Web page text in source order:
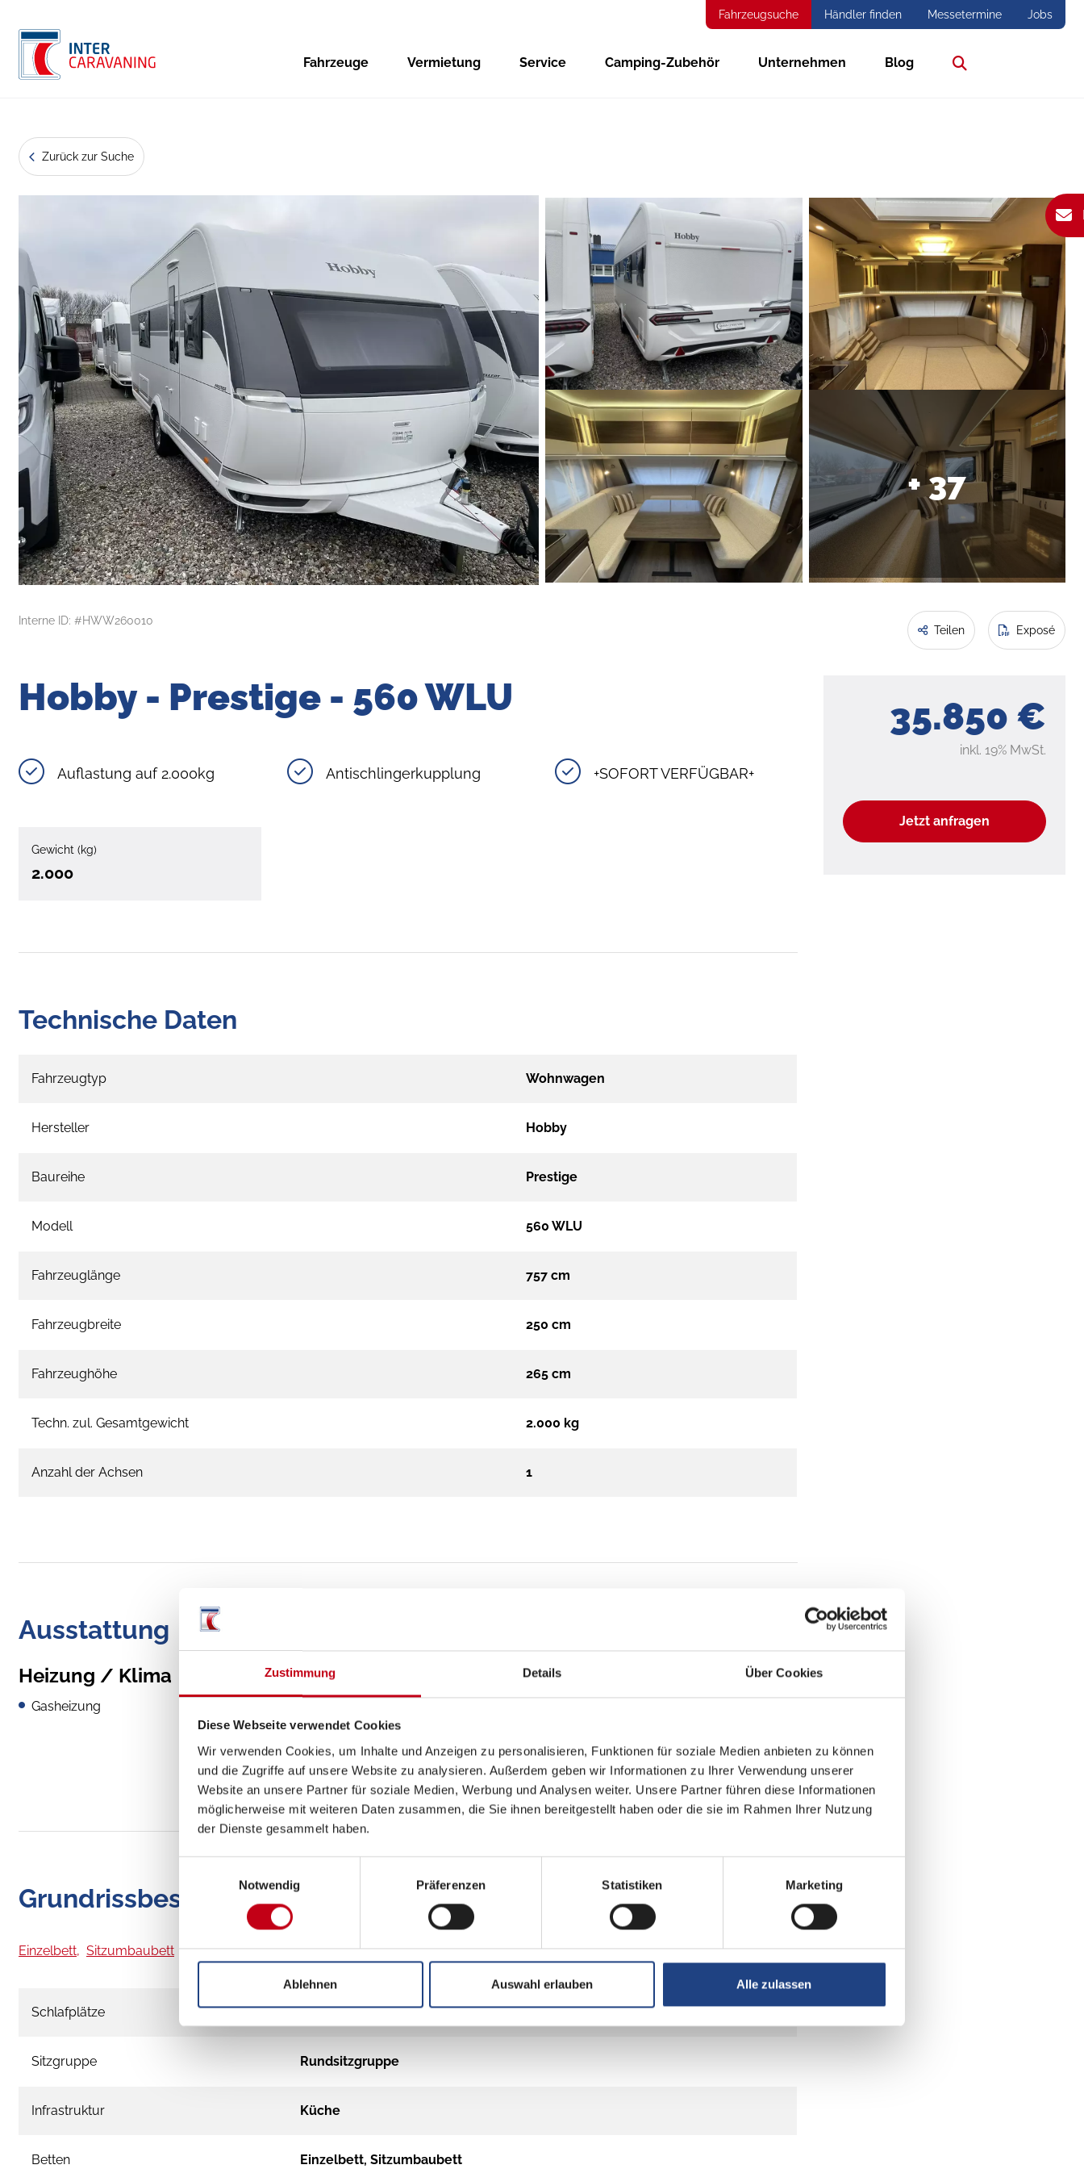
Zustimmung Details Über Cookies
Diese Webseite verwendet Cookies
Wir verwenden Cookies, um Inhalte und Anzeigen zu personalisieren, Funktionen für soziale Medien anbieten zu können
und die Zugriffe auf unsere Website zu analysieren. Außerdem geben wir Informationen zu Ihrer Verwendung unserer
Website an unsere Partner für soziale Medien, Werbung und Analysen weiter. Unsere Partner führen diese Informationen
möglicherweise mit weiteren Daten zusammen, die Sie ihnen bereitgestellt haben oder die sie im Rahmen Ihrer Nutzung
der Dienste gesammelt haben.
Notwendig
Präferenzen Statistiken Marketing
Ablehnen Auswahl erlauben Alle zulassen
Fahrzeugsuche Händler finden Messetermine Jobs
Fahrzeuge Vermietung Service Camping-Zubehör Unternehmen Blog
Zurück zur Suche
+ 37
Interne ID: #HWW260010
Teilen Exposé
35.850 €
inkl. 19% MwSt.
Jetzt anfragen
Hobby - Prestige - 560 WLU
Auflastung auf 2.000kg Antischlingerkupplung +SOFORT VERFÜGBAR+
Gewicht (kg)
2.000
Technische Daten
Fahrzeugtyp Wohnwagen
Hersteller Hobby
Baureihe Prestige
Modell 560 WLU
Fahrzeuglänge 757 cm
Fahrzeugbreite 250 cm
Fahrzeughöhe 265 cm
Techn. zul. Gesamtgewicht 2.000 kg
Anzahl der Achsen 1
Ausstattung
Heizung / Klima
Gasheizung
Grundrissbeschreibung
Einzelbett, Sitzumbaubett ab 4 Schlafplätze
Schlafplätze 4
Sitzgruppe Rundsitzgruppe
Infrastruktur Küche
Betten Einzelbett, Sitzumbaubett